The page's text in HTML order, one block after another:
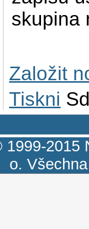
skupina
Založit
Tiskni
1999-2015
o.